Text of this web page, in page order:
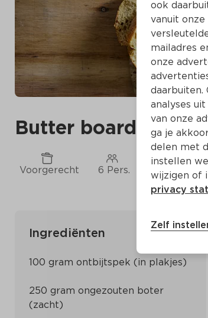
Butter board met
Voorgerecht 6 Pers. Ca. 15 Min
Ingrediënten
250 gram ongezouten boter
ook
vanuit
mailadres
onze
daarbuiten.
analyses
van onze
ga je
delen met
instellen
wijzigen of
privacy
Zelf